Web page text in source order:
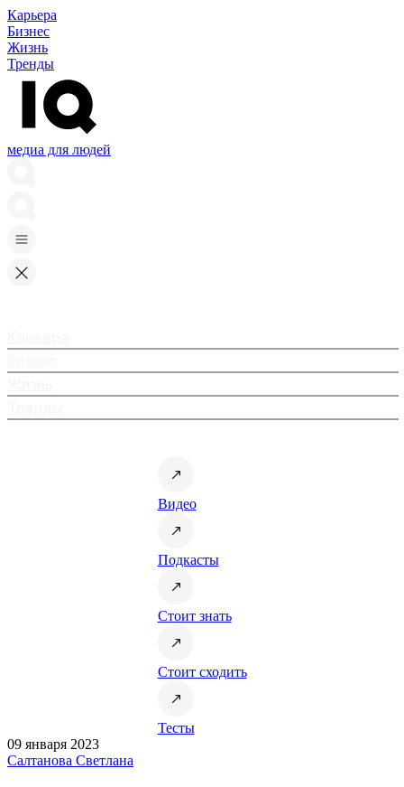
Карьера
Бизнес
Жизнь
Тренды
медиа для людей
Видео
Подкасты
Стоит знать
Стоит сходить
Тесты
09 января 2023
Салтанова Светлана